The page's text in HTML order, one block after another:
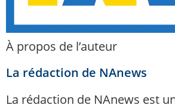
À propos de l’auteur
La rédaction de NAnews
La rédaction de NAnews est